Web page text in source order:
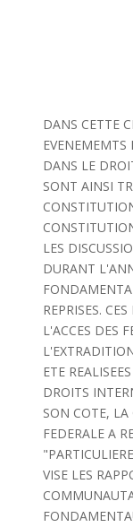
DANS CETTE
EVENEMEMTS
DANS LE
SONT AINSI
LES
DURANT
REPRISES.
L'ACCES DES
ETE
DROITS
SON COTE,
FEDERALE A
VISE LES